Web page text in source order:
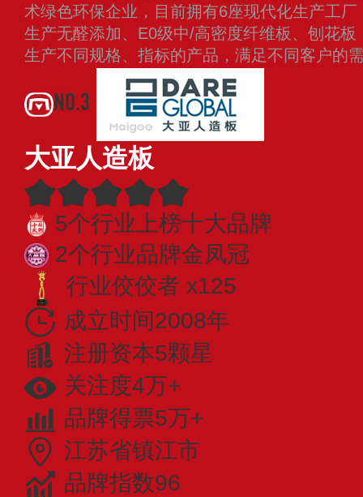
术绿色环保企业，目前拥有6座现代化生产工
生产无醛添加、E0级中/高密度纤维板、刨花
生产不同规格、指标的产品，满足不同客户的
NO.3
大亚人造板
5个行业上榜十大品牌
2个行业品牌金凤冠
行业佼佼者 x125
成立时间2008年
注册资本5颗星
关注度4万+
品牌得票5万+
江苏省镇江市
品牌指数96